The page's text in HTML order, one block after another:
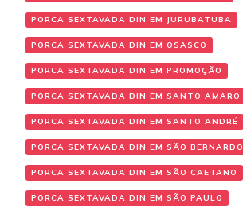
PORCA SEXTAVADA DIN EM JURUBATUBA
PORCA SEXTAVADA DIN EM OSASCO
PORCA SEXTAVADA DIN EM PROMOÇÃO
PORCA SEXTAVADA DIN EM SANTO AMARO
PORCA SEXTAVADA DIN EM SANTO ANDRÉ
PORCA SEXTAVADA DIN EM SÃO BERNARDO
PORCA SEXTAVADA DIN EM SÃO CAETANO
PORCA SEXTAVADA DIN EM SÃO PAULO